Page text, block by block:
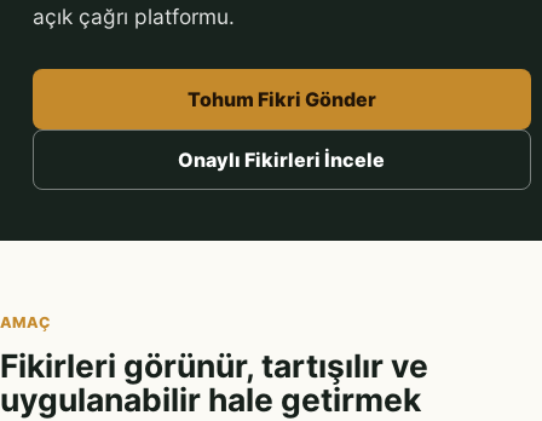
açık çağrı platformu.
Tohum Fikri Gönder
Onaylı Fikirleri İncele
AMAÇ
Fikirleri görünür, tartışılır ve
uygulanabilir hale getirmek